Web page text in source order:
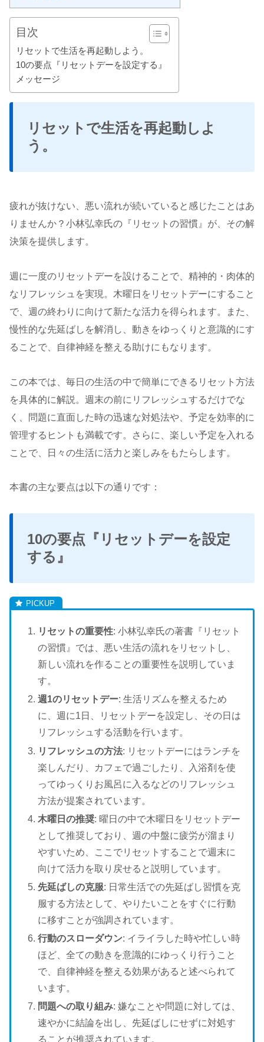
目次
リセットで生活を再起動しよう。
10の要点『リセットデーを設定する』
メッセージ
リセットで生活を再起動しよ
う。
疲れが抜けない、悪い流れが続いていると感じたことはあ
りませんか？小林弘幸氏の『リセットの習慣』が、その解
決策を提供します。
週に一度のリセットデーを設けることで、精神的・肉体的
なリフレッシュを実現。木曜日をリセットデーにすること
で、週の終わりに向けて新たな活力を得られます。また、
慢性的な先延ばしを解消し、動きをゆっくりと意識的にす
ることで、自律神経を整える助けにもなります。
この本では、毎日の生活の中で簡単にできるリセット方法
を具体的に解説。週末の前にリフレッシュするだけでな
く、問題に直面した時の迅速な対処法や、予定を効率的に
管理するヒントも満載です。さらに、楽しい予定を入れる
ことで、日々の生活に活力と楽しみをもたらします。
本書の主な要点は以下の通りです：
10の要点『リセットデーを設定
する』
リセットの重要性: 小林弘幸氏の著書『リセット
の習慣』では、悪い生活の流れをリセットし、
新しい流れを作ることの重要性を説明していま
す。
週1のリセットデー: 生活リズムを整えるため
に、週に1日、リセットデーを設定し、その日は
リフレッシュする活動を行います。
リフレッシュの方法: リセットデーにはランチを
楽しんだり、カフェで過ごしたり、入浴剤を使
ってゆっくりお風呂に入るなどのリフレッシュ
方法が提案されています。
木曜日の推奨: 曜日の中で木曜日をリセットデー
として推奨しており、週の中盤に疲労が溜まり
やすいため、ここでリセットすることで週末に
向けて活力を取り戻せると説明しています。
先延ばしの克服: 日常生活での先延ばし習慣を克
服する方法として、やりたいことをすぐに行動
に移すことが強調されています。
行動のスローダウン: イライラした時や忙しい時
ほど、全ての動きを意識的にゆっくり行うこと
で、自律神経を整える効果があると述べられて
います。
問題への取り組み: 嫌なことや問題に対しては、
速やかに結論を出し、先延ばしにせずに対処す
ることが推奨されています。